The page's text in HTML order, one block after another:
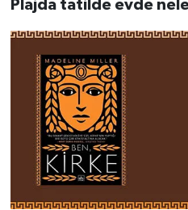
Plajda tatilde evde